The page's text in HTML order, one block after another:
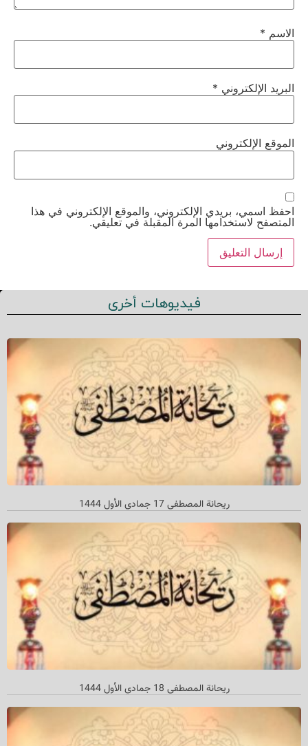
الاسم *
البريد الإلكتروني *
الموقع الإلكتروني
احفظ اسمي، بريدي الإلكتروني، والموقع الإلكتروني في هذا
المتصفح لاستخدامها المرة المقبلة في تعليقي.
فيديوهات أخرى
ریحانة المصطفی 17 جمادي الأول 1444
ریحانة المصطفی 18 جمادي الأول 1444